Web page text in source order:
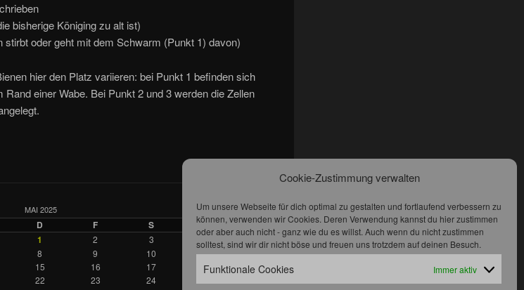
Cookie-Zustimmung verwalten
Um unsere Webseite für dich optimal zu gestalten und fortlaufend verbessern zu
können, verwenden wir Cookies. Deren Verwendung kannst du hier zustimmen
oder aber auch nicht - ganz wie du es willst. Auch wenn du nicht zustimmen
solltest, sind wir dir nicht böse und freuen uns trotzdem auf deinen Besuch.
Funktionale Cookies Immer aktiv
bisherige Königing zu alt ist)
stirbt oder geht mit dem Schwarm (Punkt 1) davon)
hier den Platz variieren: bei Punkt 1 befinden sich
einer Wabe. Bei Punkt 2 und 3 werden die Zellen
MAI 2025
D F S
S
1
2 3
4
8 9 10
11
15 16 17
18
22 23 24